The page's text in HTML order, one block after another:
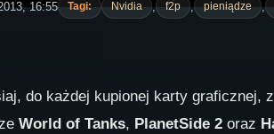
16:55 Tagi: Nvidia , f2p , pieniądze ,
do każdej kupionej karty graficznej,
World of Tanks, PlanetSide 2oraz